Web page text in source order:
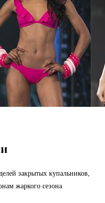
закрытых купальников,
жаркого сезона